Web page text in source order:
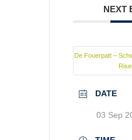
NEXT
De Fouerpatt –
DATE
03 Sep